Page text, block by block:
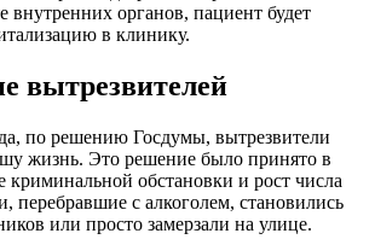
внутренних органов, пациент будет
в клинику.
вытрезвителей
по решению Госдумы, вытрезвители
жизнь. Это решение было принято в
криминальной обстановки и рост числа
перебравшие с алкоголем, становились
или просто замерзали на улице.